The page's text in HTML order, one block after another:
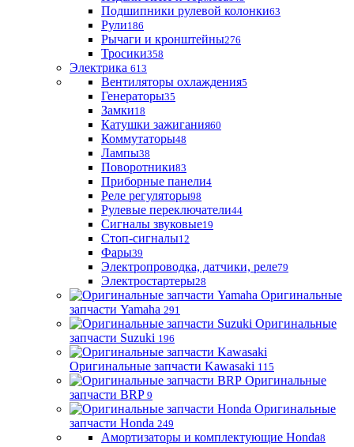
Подшипники рулевой колонки63
Рули186
Рычаги и кронштейны276
Тросики358
Электрика 613
Вентиляторы охлаждения5
Генераторы35
Замки18
Катушки зажигания60
Коммутаторы48
Лампы38
Поворотники83
Приборные панели4
Реле регуляторы98
Рулевые переключатели44
Сигналы звуковые19
Стоп-сигналы12
Фары39
Электропроводка, датчики, реле79
Электростартеры28
Оригинальные
запчасти Yamaha 291
Оригинальные
запчасти Suzuki 196
Оригинальные запчасти Kawasaki 115
Оригинальные
запчасти BRP 9
Оригинальные
запчасти Honda 249
Амортизаторы и комплектующие Honda8